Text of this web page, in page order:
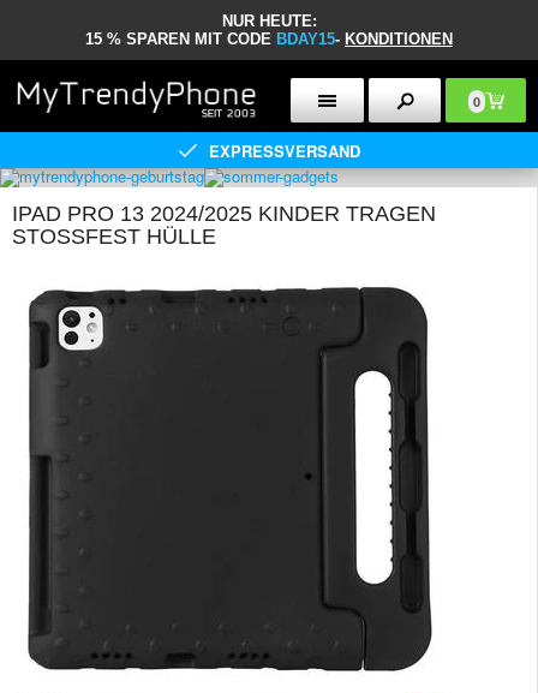
NUR HEUTE:
15 % SPAREN MIT CODE BDAY15- KONDITIONEN
0
EXPRESSVERSAND
IPAD PRO 13 2024/2025 KINDER TRAGEN
STOSSFEST HÜLLE